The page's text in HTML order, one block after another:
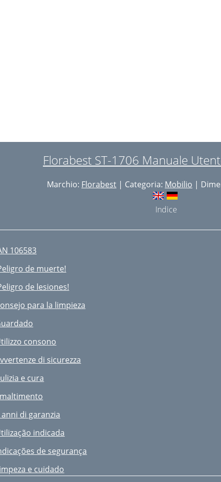
Reglementair gebruik
Veiligheidsadviezen
Florabest ST-1706 Manuale
Marchio: Florabest | Categoria: Mobilio |
Indice
106583
de muerte!
de lesiones!
para la limpieza
consono
di sicurezza
e cura
anni di garanzia
indicada
de segurança
e cuidado